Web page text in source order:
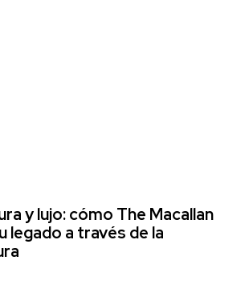
y lujo: cómo The Macallan
legado a través de la